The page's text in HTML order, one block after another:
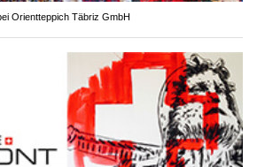
Orientteppich Täbriz GmbH